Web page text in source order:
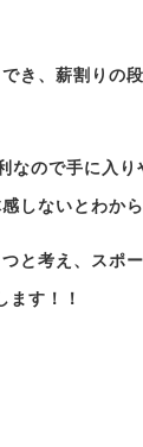
き、薪割りの
ので手に入
しないとわか
と考え、ス
ます！！